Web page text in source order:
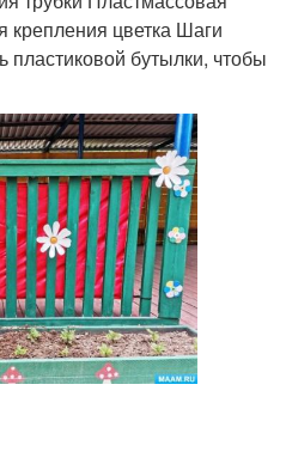
крепления цветка Шаги
бутылки, чтобы